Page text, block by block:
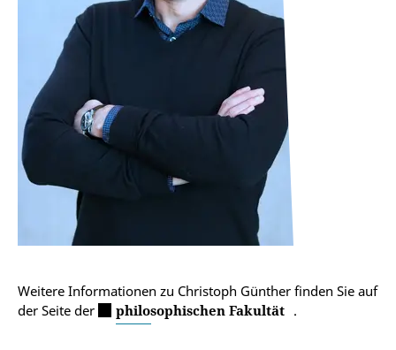
Weitere Informationen zu Christoph Günther finden Sie auf
der Seite der
philosophischen Fakultät .